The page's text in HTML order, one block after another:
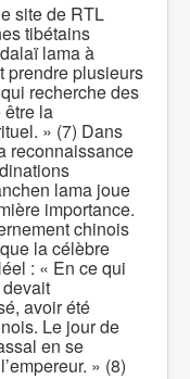
site de RTL
tibétains
lama à
prendre plusieurs
recherche des
la
» (7) Dans
reconnaissance
lama joue
importance.
chinois
la célèbre
: « En ce qui
avoir été
Le jour de
en se
» (8)